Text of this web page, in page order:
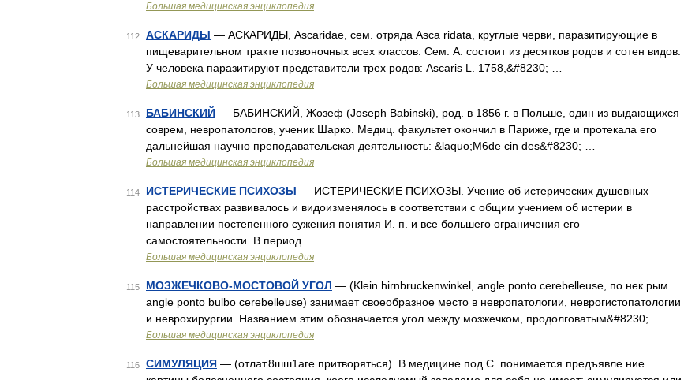
Большая медицинская энциклопедия
112 АСКАРИДЫ — АСКАРИДЫ, Ascaridae, сем. отряда Asca ridata, круглые черви, паразитирующие в
пищеварительном тракте позвоночных всех классов. Сем. А. состоит из десятков родов и сотен видов.
У человека паразитируют представители трех родов: Ascaris L. 1758,&#8230; …
Большая медицинская энциклопедия
113 БАБИНСКИЙ — БАБИНСКИЙ, Жозеф (Joseph Babinski), род. в 1856 г. в Польше, один из выдающихся
соврем, невропатологов, ученик Шарко. Медиц. факультет окончил в Париже, где и протекала его
дальнейшая научно преподавательская деятельность: &laquo;M6de cin des&#8230; …
Большая медицинская энциклопедия
114 ИСТЕРИЧЕСКИЕ ПСИХОЗЫ — ИСТЕРИЧЕСКИЕ ПСИХОЗЫ. Учение об истерических душевных
расстройствах развивалось и видоизменялось в соответствии с общим учением об истерии в
направлении постепенного сужения понятия И. п. и все большего ограничения его
самостоятельности. В период …
Большая медицинская энциклопедия
115 МОЗЖЕЧКОВО-МОСТОВОЙ УГОЛ — (Klein hirnbruckenwinkel, angle ponto cerebelleuse, по нек рым
angle ponto bulbo cerebelleuse) занимает своеобразное место в невропатологии, неврогистопатологии
и неврохирургии. Названием этим обозначается угол между мозжечком, продолговатым&#8230; …
Большая медицинская энциклопедия
116 СИМУЛЯЦИЯ — (отлат.8шш1аге притворяться). В медицине под С. понимается предъявле ние